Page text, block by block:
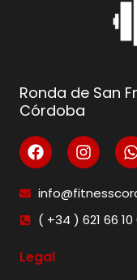
Ronda de San
Córdoba
( +34 ) 621 66 10
Legal